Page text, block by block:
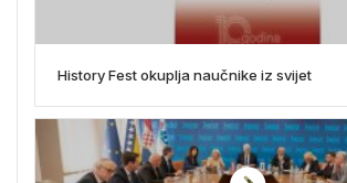
History Fest okuplja naučnike iz svijet